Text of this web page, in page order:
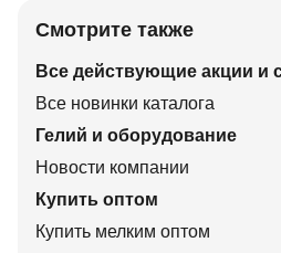
Смотрите также
Все действующие акции и
Все новинки каталога
Гелий и оборудование
Новости компании
Купить оптом
Купить мелким оптом